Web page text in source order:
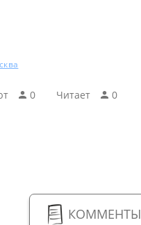
0 Читаeт 0
КОММЕНТЫ